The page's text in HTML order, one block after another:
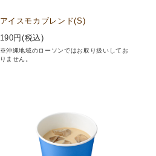
アイスモカブレンド(S)
190円(税込)
※沖縄地域のローソンではお取り扱いしてお
りません。